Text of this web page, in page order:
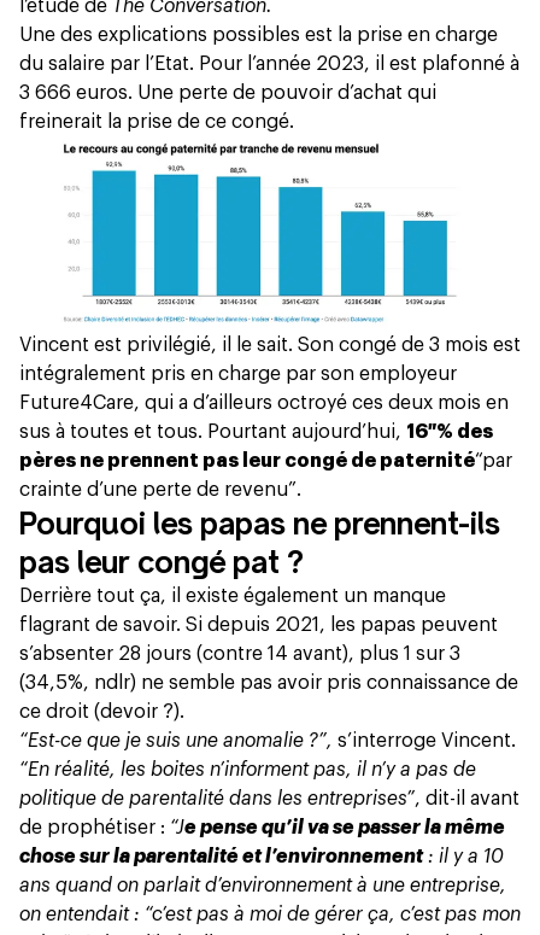
l’étude de The Conversation.
Une des explications possibles est la prise en charge
du salaire par l’Etat. Pour l’année 2023, il est plafonné à
3 666 euros. Une perte de pouvoir d’achat qui
freinerait la prise de ce congé.
Vincent est privilégié, il le sait. Son congé de 3 mois est
intégralement pris en charge par son employeur
Future4Care, qui a d’ailleurs octroyé ces deux mois en
sus à toutes et tous. Pourtant aujourd’hui, 16 % des
pères ne prennent pas leur congé de paternité“par
crainte d’une perte de revenu”.
Pourquoi les papas ne prennent-ils
pas leur congé pat ?
Derrière tout ça, il existe également un manque
flagrant de savoir. Si depuis 2021, les papas peuvent
s’absenter 28 jours (contre 14 avant), plus 1 sur 3
(34,5%, ndlr) ne semble pas avoir pris connaissance de
ce droit (devoir ?).
“Est-ce que je suis une anomalie ?”, s’interroge Vincent.
“En réalité, les boites n’informent pas, il n’y a pas de
politique de parentalité dans les entreprises”, dit-il avant
de prophétiser : “Je pense qu’il va se passer la même
chose sur la parentalité et l’environnement: il y a 10
ans quand on parlait d’environnement à une entreprise,
on entendait : “c’est pas à moi de gérer ça, c’est pas mon